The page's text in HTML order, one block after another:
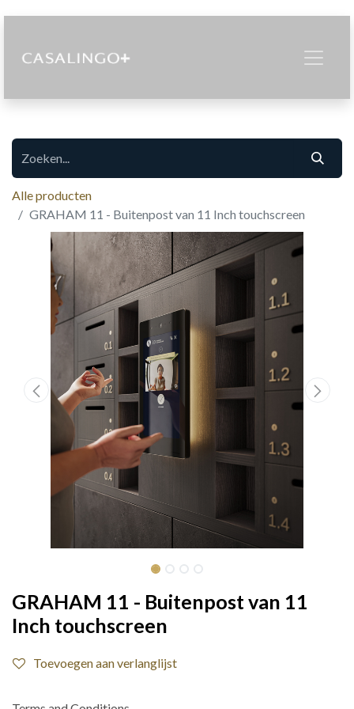
Alle producten
GRAHAM 11 - Buitenpost van 11 Inch touchscreen
GRAHAM 11 - Buitenpost van 11
Inch touchscreen
Toevoegen aan verlanglijst